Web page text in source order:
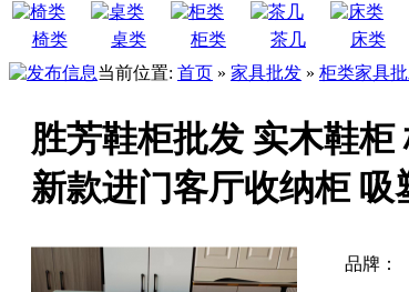
椅类 桌类 柜类 茶几 床类
当前位置: 首页 » 家具批发 » 柜类家具
胜芳鞋柜批发 实木鞋
新款进门客厅收纳柜
品牌：